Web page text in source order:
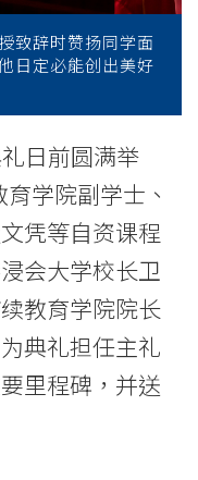
致辞时赞扬同学面
日定必能创出美好
日前圆满举
学院副学士、
凭等自资课程
会大学校长卫
教育学院院长
典礼担任主礼
里程碑，并送